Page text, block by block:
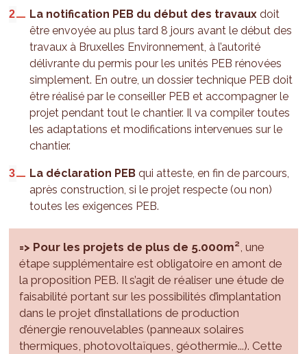
La notification PEB du début des travaux doit
être envoyée au plus tard 8 jours avant le début des
travaux à Bruxelles Environnement, à l’autorité
délivrante du permis pour les unités PEB rénovées
simplement. En outre, un dossier technique PEB doit
être réalisé par le conseiller PEB et accompagner le
projet pendant tout le chantier. Il va compiler toutes
les adaptations et modifications intervenues sur le
chantier.
La déclaration PEB qui atteste, en fin de parcours,
après construction, si le projet respecte (ou non)
toutes les exigences PEB.
=> Pour les projets de plus de 5.000m², une
étape supplémentaire est obligatoire en amont de
la proposition PEB. Il s’agit de réaliser une étude de
faisabilité portant sur les possibilités d’implantation
dans le projet d’installations de production
d’énergie renouvelables (panneaux solaires
thermiques, photovoltaïques, géothermie...). Cette